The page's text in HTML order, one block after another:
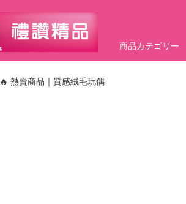
商品カテゴリー
🔥 熱賣商品｜質感絨毛玩偶